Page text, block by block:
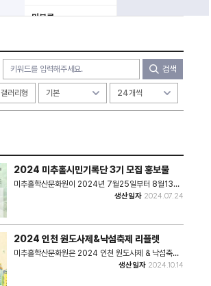
미분류
검색
갤러리형
2024 미추홀시민기록단 3기 모집 홍보물
미추홀학산문화원이 2024년 7월25일부터 8월13일
까지 미추홀시민기록단 3기를 모집하기 위한 포스터이
• 관련파일(비공개) 1. 미추홀시민기록단 신청서 양식
생산일자 2024.07.24
2024 인천 원도사제&낙섬축제 리플렛
미추홀학산문화원은 2024 인천 원도사제 & 낙섬축제
의 리플렛을 제작하였다. 리플렛에는 행사 소개와 배치
생산일자 2024.10.14